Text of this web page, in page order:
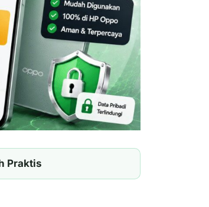
Praktis